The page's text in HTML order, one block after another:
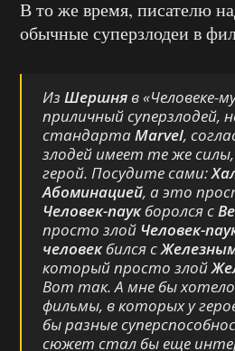
В то же время, писателю
обычные суперзлодеи в
Из Шершняв«Человеке-
приличный суперзлодей,
стандартаMarvel,
злодей имеет те же
герой. Посудите сами:
Абоминацией, а это
Человек-паукборолся с
просто злой Человек-
человекбился с
который просто злой
Вот так. А мне бы
фильмы, в которых у
бы разные
сюжет стал бы еще